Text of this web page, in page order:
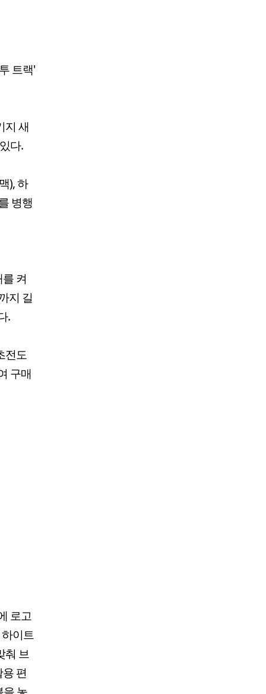
트랙'
지 새
다.
), 하
병행
켜
지 길
.
전도
구매
로고
이트
춰 브
편